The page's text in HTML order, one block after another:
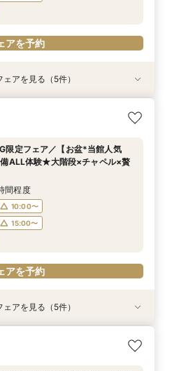
アを予約
アを予約
アを予約
アを予約
アを予約
】大切なワンちゃんも一緒！貸切
12:00〜
アを予約
貸切】豪華コース試食＆10大特典
会
12:00〜
アを予約
ンライン相談会】スマホで簡単！
15:00〜
アを予約
】シェフ渾身の豪華フレンチ試食
12:00〜
アを予約
◎「即決なし」アップ額が少ない
14:00〜
アを予約
アを見る（5件）
限定フェア／【お盆*当館人気
備ALL体験★大階段×チャペル×贅
間程度
10:00〜
15:00〜
アを予約
】シェフ渾身の豪華フレンチ試食
貸切】豪華コース試食＆10大特典
会
◎「即決なし」アップ額が少ない
】大切なワンちゃんも一緒！貸切
ンライン相談会】スマホで簡単！
アを見る（5件）